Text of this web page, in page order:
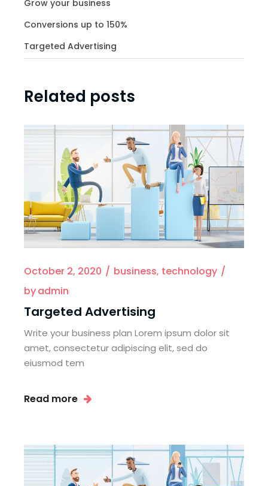
Grow your business
Conversions up to 150%
Targeted Advertising
Related posts
October 2, 2020 business technology
byadmin
Targeted Advertising
Write your business plan Lorem ipsum dolor sit
amet, consectetur adipiscing elit, sed do
eiusmod tem
Read more